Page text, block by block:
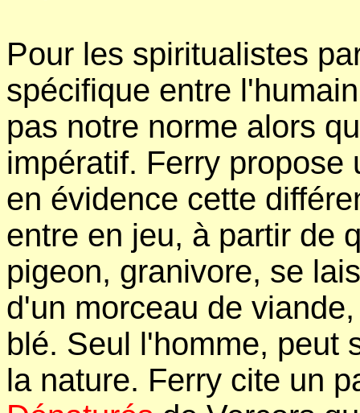
Pour les spiritualistes
spécifique entre
pas notre norme alors
impératif. Ferry propose
en évidence cette
entre en jeu, à partir de
pigeon, granivore, se
d'un morceau de
blé. Seul l'homme, peut
la nature. Ferry cite un